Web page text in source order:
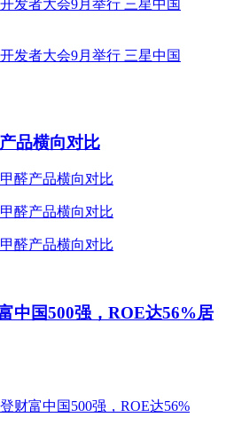
品横向对比
中国500强，ROE达56%居